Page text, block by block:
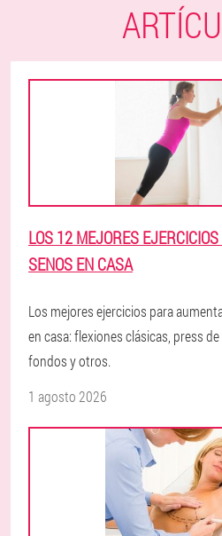
LOS 12 MEJORES
SENOS EN CASA
Los mejores ejercicios para
en casa: flexiones clásicas, press
fondos y otros.
1 agosto 2026